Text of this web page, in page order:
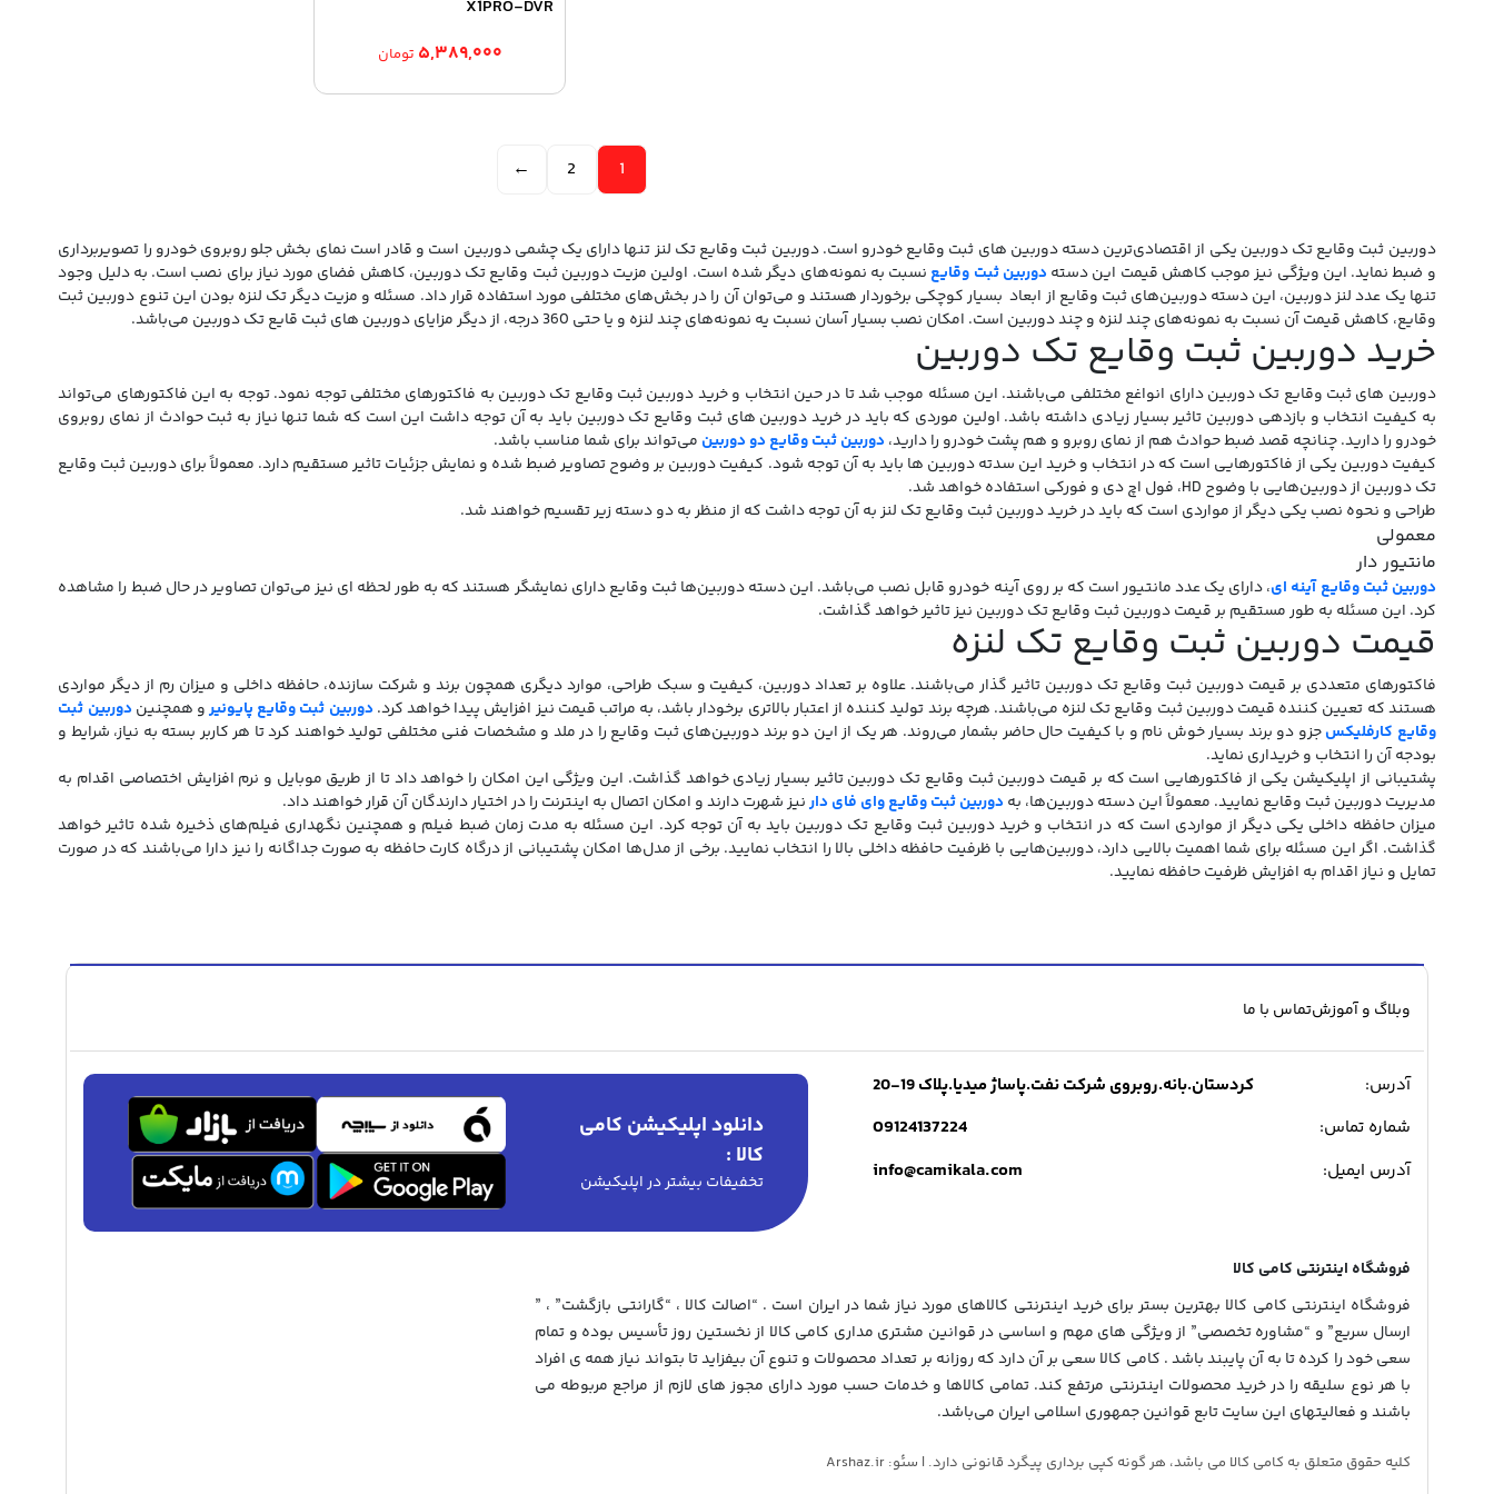
X1PRO-DVR
۵,۳۸۹,۰۰۰ تومان
1
2
←
دوربین ثبت وقایع تک دوربین یکی از اقتصادی‌ترین دسته دوربین های ثبت وقایع خودرو است. دوربین ثبت وقایع تک لنز تنها دارای یک چشمی دوربین است و قادر است نمای بخش جلو روبروی خودرو را تصویربرداری
و ضبط نماید. این ویژگی نیز موجب کاهش قیمت این دسته دوربین ثبت وقایع نسبت به نمونه‌های دیگر شده است. اولین مزیت دوربین ثبت وقایع تک دوربین، کاهش فضای مورد نیاز برای نصب است. به دلیل وجود
تنها یک عدد لنز دوربین، این دسته دوربین‌های ثبت وقایع از ابعاد بسیار کوچکی برخوردار هستند و می‌توان آن را در بخش‌های مختلفی مورد استفاده قرار داد. مسئله و مزیت دیگر تک لنزه بودن این تنوع دوربین ثبت
وقایع، کاهش قیمت آن نسبت به نمونه‌های چند لنزه و چند دوربین است. امکان نصب بسیار آسان نسبت یه نمونه‌های چند لنزه و یا حتی 360 درجه، از دیگر مزایای دوربین های ثبت قایع تک دوربین می‌باشد.
خرید دوربین ثبت وقایع تک دوربین
دوربین های ثبت وقایع تک دوربین دارای انواغع مختلفی می‌باشند. این مسئله موجب شد تا در حین انتخاب و خرید دوربین ثبت وقایع تک دوربین به فاکتورهای مختلفی توجه نمود. توجه به این فاکتورهای می‌تواند
به کیفیت انتخاب و بازدهی دوربین تاثیر بسیار زیادی داشته باشد. اولین موردی که باید در خرید دوربین های ثبت وقایع تک دوربین باید به آن توجه داشت این است که شما تنها نیاز به ثبت حوادث از نمای روبروی
خودرو را دارید. چنانچه قصد ضبط حوادث هم از نمای روبرو و هم پشت خودرو را دارید، دوربین ثبت وقایع دو دوربین می‌تواند برای شما مناسب باشد.
کیفیت دوربین یکی از فاکتورهایی است که در انتخاب و خرید این سدته دوربین ها باید به آن توجه شود. کیفیت دوربین بر وضوح تصاویر ضبط شده و نمایش جزئیات تاثیر مستقیم دارد. معمولاً برای دوربین ثبت وقایع
تک دوربین از دوربین‌هایی با وضوح HD، فول اچ دی و فورکی استفاده خواهد شد.
طراحی و نحوه نصب یکی دیگر از مواردی است که باید در خرید دوربین ثبت وقایع تک لنز به آن توجه داشت که از منظر به دو دسته زیر تقسیم خواهند شد.
معمولی
مانتیور دار
دوربین ثبت وقایع آینه ای، دارای یک عدد مانتیور است که بر روی آینه خودرو قابل نصب می‌باشد. این دسته دوربین‌ها ثبت وقایع دارای نمایشگر هستند که به طور لحظه ای نیز می‌توان تصاویر در حال ضبط را مشاهده
کرد. این مسئله به طور مستقیم بر قیمت دوربین ثبت وقایع تک دوربین نیز تاثیر خواهد گذاشت.
قیمت دوربین ثبت وقایع تک لنزه
فاکتورهای متعددی بر قیمت دوربین ثبت وقایع تک دوربین تاثیر گذار می‌باشند. علاوه بر تعداد دوربین، کیفیت و سبک طراحی، موارد دیگری همچون برند و شرکت سازنده، حافظه داخلی و میزان رم از دیگر مواردی
هستند که تعیین کننده قیمت دوربین ثبت وقایع تک لنزه می‌باشند. هرچه برند تولید کننده از اعتبار بالاتری برخودار باشد، به مراتب قیمت نیز افزایش پیدا خواهد کرد. دوربین ثبت وقایع پایونیرو همچنین دوربین ثبت
وقایع کارفلیکسجزو دو برند بسیار خوش نام و با کیفیت حال حاضر بشمار می‌روند. هر یک از این دو برند دوربین‌های ثبت وقایع را در ملد و مشخصات فنی مختلفی تولید خواهند کرد تا هر کاربر بسته به نیاز، شرایط و
بودجه آن را انتخاب و خریداری نماید.
پشتیبانی از اپلیکیشن یکی از فاکتورهایی است که بر قیمت دوربین ثبت وقایع تک دوربین تاثیر بسیار زیادی خواهد گذاشت. این ویژگی این امکان را خواهد داد تا از طریق موبایل و نرم افزایش اختصاصی اقدام به
مدیریت دوربین ثبت وقایع نمایید. معمولاً این دسته دوربین‌ها، به دوربین ثبت وقایع وای فای دارنیز شهرت دارند و امکان اتصال به اینترنت را در اختیار دارندگان آن قرار خواهند داد.
میزان حافظه داخلی یکی دیگر از مواردی است که در انتخاب و خرید دوربین ثبت وقایع تک دوربین باید به آن توجه کرد. این مسئله به مدت زمان ضبط فیلم و همچنین نگهداری فیلم‌های ذخیره شده تاثیر خواهد
گذاشت. اگر این مسئله برای شما اهمیت بالایی دارد، دوربین‌هایی با ظرفیت حافظه داخلی بالا را انتخاب نمایید. برخی از مدل‌ها امکان پشتیبانی از درگاه کارت حافظه به صورت جداگانه را نیز دارا می‌باشند که در صورت
تمایل و نیاز اقدام به افزایش ظرفیت حافظه نمایید.
وبلاگ و آموزشتماس با ما
آدرس:
کردستان.بانه.روبروی شرکت نفت.پاساژ میدیا.پلاک 19-20
شماره تماس:
09124137224
آدرس ایمیل: info@camikala.com
دانلود اپلیکیشن کامی
کالا :
تخفیفات بیشتر در اپلیکیشن
فروشگاه اینترنتی کامی کالا
فروشگاه اینترنتی کامی کالا بهترین بستر برای خرید اینترنتی کالاهای مورد نیاز شما در ایران است . “اصالت کالا ، “گارانتی بازگشت” ، ”
ارسال سریع” و “مشاوره تخصصی” از ویژگی های مهم و اساسی در قوانین مشتری مداری کامی کالا از نخستین روز تأسیس بوده و تمام
سعی خود را کرده تا به آن پایبند باشد . کامی کالا سعی بر آن دارد که روزانه بر تعداد محصولات و تنوع آن بیفزاید تا بتواند نیاز همه ی افراد
با هر نوع سلیقه را در خرید محصولات اینترنتی مرتفع کند. تمامی کالاها و خدمات حسب مورد دارای مجوز های لازم از مراجع مربوطه می
باشند و فعالیتهای این سایت تابع قوانین جمهوری اسلامی ایران می‌باشد.
کلیه حقوق متعلق به کامی کالا می باشد، هر گونه کپی برداری پیگرد قانونی دارد. | سئو: Arshaz.ir